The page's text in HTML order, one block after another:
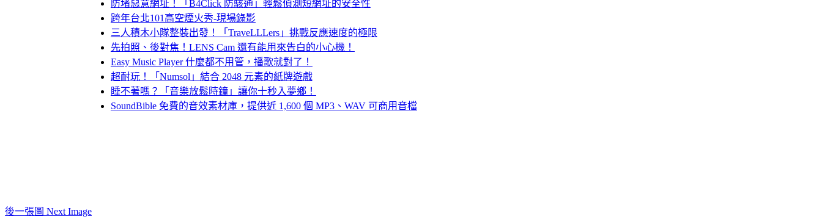
防堵惡意網址！「B4Click 防駭通」輕鬆偵測短網址的安全性
跨年台北101高空煙火秀-現場錄影
三人積木小隊整裝出發！「TraveLLLers」挑戰反應速度的極限
先拍照、後對焦！LENS Cam 還有能用來告白的小心機！
Easy Music Player 什麼都不用管，播歌就對了！
超耐玩！「Numsol」結合 2048 元素的紙牌遊戲
睡不著嗎？「音樂放鬆時鐘」讓你十秒入夢鄉！
SoundBible 免費的音效素材庫，提供近 1,600 個 MP3、WAV 可商用音檔
後一張圖 Next Image